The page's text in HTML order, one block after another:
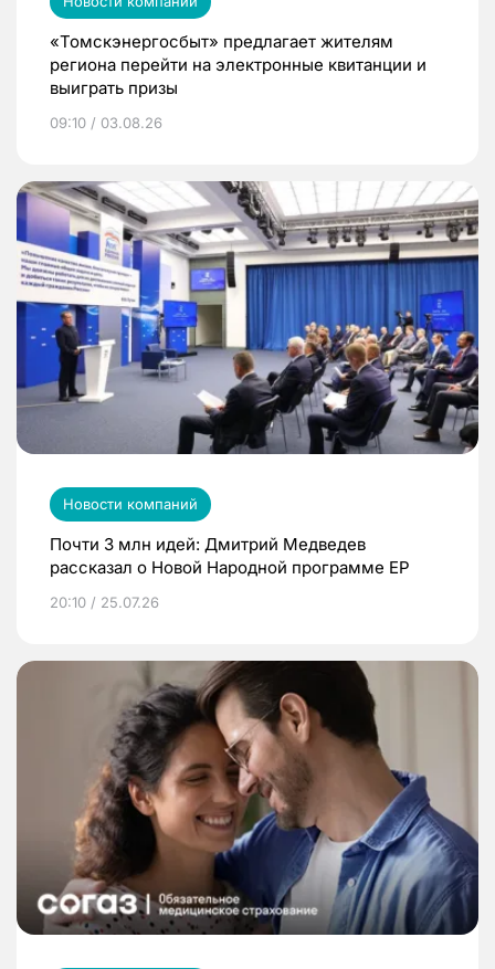
«Томскэнергосбыт» предлагает жителям
региона перейти на электронные квитанции и
выиграть призы
09:10 / 03.08.26
Новости компаний
Почти 3 млн идей: Дмитрий Медведев
рассказал о Новой Народной программе ЕР
20:10 / 25.07.26